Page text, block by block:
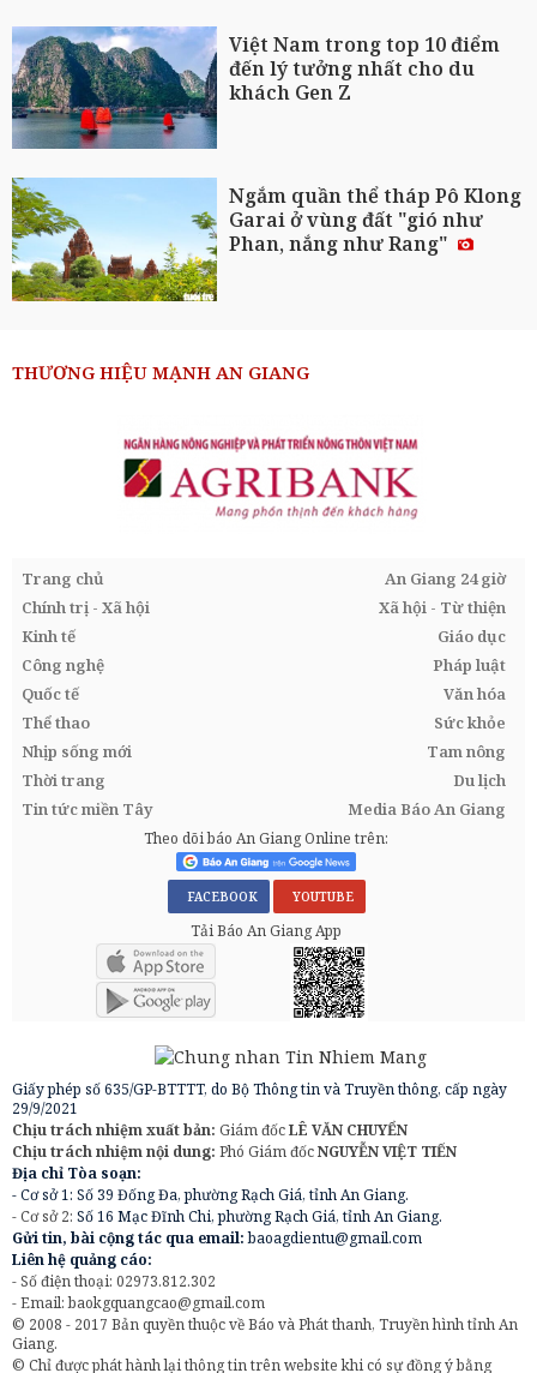
Việt Nam trong top 10 điểm
đến lý tưởng nhất cho du
khách Gen Z
Ngắm quần thể tháp Pô Klong
Garai ở vùng đất "gió như
Phan, nắng như Rang"
THƯƠNG HIỆU MẠNH AN GIANG
Trang chủ
An Giang 24 giờ
Chính trị - Xã hội
Xã hội - Từ thiện
Kinh tế
Giáo dục
Công nghệ
Pháp luật
Quốc tế
Văn hóa
Thể thao
Sức khỏe
Nhịp sống mới
Tam nông
Thời trang
Du lịch
Tin tức miền Tây
Media Báo An Giang
Theo dõi báo An Giang Online trên:
FACEBOOK YOUTUBE
Tải Báo An Giang App
Giấy phép số 635/GP-BTTTT, do Bộ Thông tin và Truyền thông, cấp ngày
29/9/2021
Chịu trách nhiệm xuất bản: Giám đốcLÊ VĂN CHUYỂN
Chịu trách nhiệm nội dung: Phó Giám đốcNGUYỄN VIỆT TIẾN
Địa chỉ Tòa soạn:
- Cơ sở 1: Số 39 Đống Đa, phường Rạch Giá, tỉnh An Giang.
- Cơ sở 2: Số 16 Mạc Đĩnh Chi, phường Rạch Giá, tỉnh An Giang.
Gửi tin, bài cộng tác qua email:baoagdientu@gmail.com
Liên hệ quảng cáo:
- Số điện thoại: 02973.812.302
- Email:baokgquangcao@gmail.com
© 2008 - 2017 Bản quyền thuộc về Báo và Phát thanh, Truyền hình tỉnh An
Giang.
© Chỉ được phát hành lại thông tin trên website khi có sự đồng ý bằng